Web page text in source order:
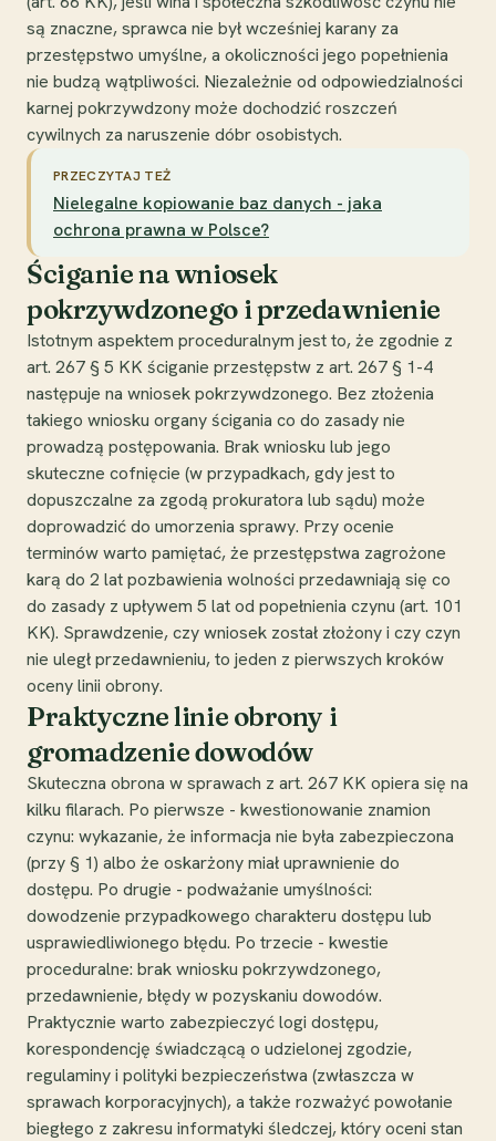
są znaczne, sprawca nie był wcześniej karany za
przestępstwo umyślne, a okoliczności jego popełnienia
nie budzą wątpliwości. Niezależnie od odpowiedzialności
karnej pokrzywdzony może dochodzić roszczeń
cywilnych za naruszenie dóbr osobistych.
PRZECZYTAJ TEŻ
Nielegalne kopiowanie baz danych - jaka
ochrona prawna w Polsce?
Ściganie na wniosek
pokrzywdzonego i przedawnienie
Istotnym aspektem proceduralnym jest to, że zgodnie z
art. 267 § 5 KK ściganie przestępstw z art. 267 § 1-4
następuje na wniosek pokrzywdzonego. Bez złożenia
takiego wniosku organy ścigania co do zasady nie
prowadzą postępowania. Brak wniosku lub jego
skuteczne cofnięcie (w przypadkach, gdy jest to
dopuszczalne za zgodą prokuratora lub sądu) może
doprowadzić do umorzenia sprawy. Przy ocenie
terminów warto pamiętać, że przestępstwa zagrożone
karą do 2 lat pozbawienia wolności przedawniają się co
do zasady z upływem 5 lat od popełnienia czynu (art. 101
KK). Sprawdzenie, czy wniosek został złożony i czy czyn
nie uległ przedawnieniu, to jeden z pierwszych kroków
oceny linii obrony.
Praktyczne linie obrony i
gromadzenie dowodów
Skuteczna obrona w sprawach z art. 267 KK opiera się na
kilku filarach. Po pierwsze - kwestionowanie znamion
czynu: wykazanie, że informacja nie była zabezpieczona
(przy § 1) albo że oskarżony miał uprawnienie do
dostępu. Po drugie - podważanie umyślności:
dowodzenie przypadkowego charakteru dostępu lub
usprawiedliwionego błędu. Po trzecie - kwestie
proceduralne: brak wniosku pokrzywdzonego,
przedawnienie, błędy w pozyskaniu dowodów.
Praktycznie warto zabezpieczyć logi dostępu,
korespondencję świadczącą o udzielonej zgodzie,
regulaminy i polityki bezpieczeństwa (zwłaszcza w
sprawach korporacyjnych), a także rozważyć powołanie
biegłego z zakresu informatyki śledczej, który oceni stan